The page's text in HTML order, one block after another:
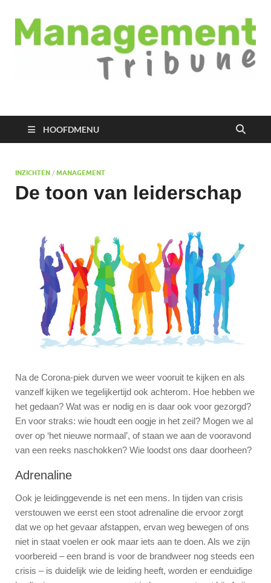
Managementtribune
HOOFDMENU
INZICHTEN / MANAGEMENT
De toon van leiderschap
Na de Corona-piek durven we weer vooruit te kijken en als
vanzelf kijken we tegelijkertijd ook achterom. Hoe hebben we
het gedaan? Wat was er nodig en is daar ook voor gezorgd?
En voor straks: wie houdt een oogje in het zeil? Mogen we al
over op ‘het nieuwe normaal’, of staan we aan de vooravond
van een reeks naschokken? Wie loodst ons daar doorheen?
Adrenaline
Ook je leidinggevende is net een mens. In tijden van crisis
verstouwen we eerst een stoot adrenaline die ervoor zorgt
dat we op het gevaar afstappen, ervan weg bewegen of ons
niet in staat voelen er ook maar iets aan te doen. Als we zijn
voorbereid – een brand is voor de brandweer nog steeds een
crisis – is duidelijk wie de leiding heeft, worden er eenduidige